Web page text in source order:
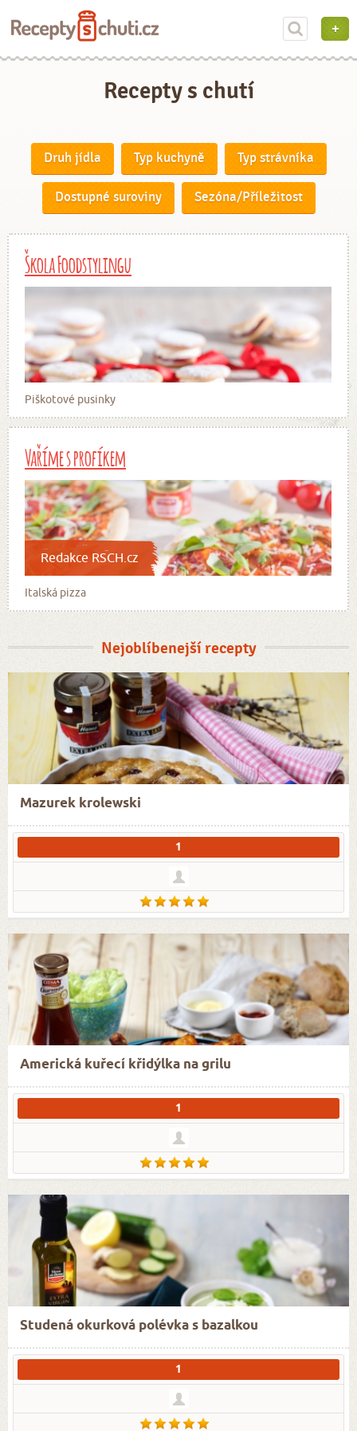
Recepty s chutí
Druh jídla Typ kuchyně Typ strávníka
Dostupné suroviny Sezóna/Příležitost
Škola Foodstylingu
Piškotové pusinky
Vaříme s profíkem
Redakce RSCH.cz
Italská pizza
Nejoblíbenejší recepty
Mazurek krolewski
1
Americká kuřecí křidýlka na grilu
1
Studená okurková polévka s bazalkou
1